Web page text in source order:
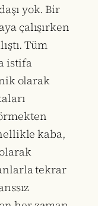
yok. Bir
çalışırken
Tüm
istifa
olarak
kaba,
tekrar